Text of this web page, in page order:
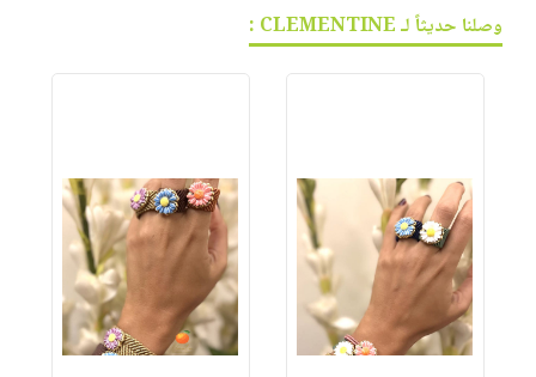
وصلنا حديثاً لـ CLEMENTINE :